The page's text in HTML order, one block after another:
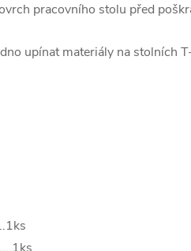
pracovního stolu před
upínat materiály na stolních